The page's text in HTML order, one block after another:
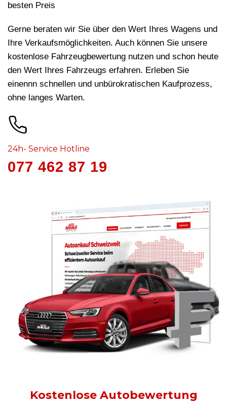
besten Preis
Gerne beraten wir Sie über den Wert Ihres Wagens und
Ihre Verkaufsmöglichkeiten. Auch können Sie unsere
kostenlose Fahrzeugbewertung nutzen und schon heute
den Wert Ihres Fahrzeugs erfahren. Erleben Sie
einennn schnellen und unbürokratischen Kaufprozess,
ohne langes Warten.
24h- Service Hotline
077 462 87 19
Kostenlose Autobewertung